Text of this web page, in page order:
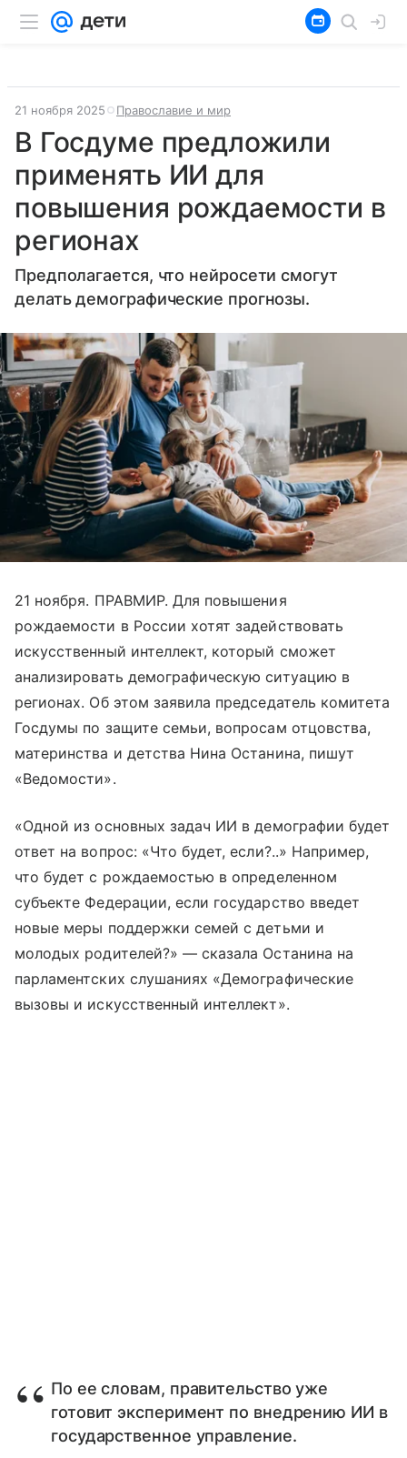
21 ноября 2025 Православие и мир
В Госдуме предложили
применять ИИ для
повышения рождаемости в
регионах
Предполагается, что нейросети смогут
делать демографические прогнозы.
21 ноября. ПРАВМИР. Для повышения
рождаемости в России хотят задействовать
искусственный интеллект, который сможет
анализировать демографическую ситуацию в
регионах. Об этом заявила председатель комитета
Госдумы по защите семьи, вопросам отцовства,
материнства и детства Нина Останина, пишут
«Ведомости».
«Одной из основных задач ИИ в демографии будет
ответ на вопрос: «Что будет, если?..» Например,
что будет с рождаемостью в определенном
субъекте Федерации, если государство введет
новые меры поддержки семей с детьми и
молодых родителей?» — сказала Останина на
парламентских слушаниях «Демографические
вызовы и искусственный интеллект».
По ее словам, правительство уже
готовит эксперимент по внедрению ИИ в
государственное управление.